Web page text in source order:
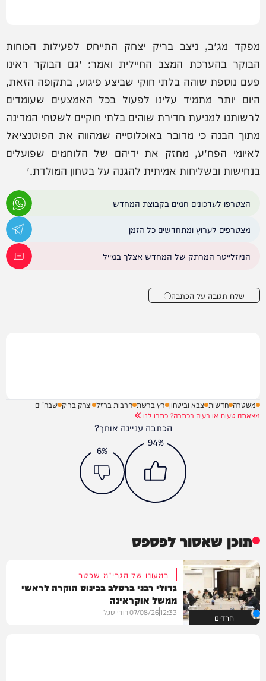
מפקד מג״ב, ניצב בריק יצחק התייחס לפעילות הכוחות
הבוקר בהערכת המצב החיילית ואמר: ״גם הבוקר ראינו
פעם נוספת שוהה בלתי חוקי שביצע פיגוע, בתקופה הזאת,
היום יותר מתמיד עלינו לפעול בכל האמצעים שעומדים
לרשותנו למניעת חדירת שוהים בלתי חוקיים לשטחי המדינה
מתוך הבנה כי מדובר באוכלוסייה שמהווה את הפוטנציאל
לאיומי הפח״ע, מחזק את ידיהם של הלוחמים שפועלים
בנחישות ובשליחות אמיתית להגנה על בטחון המולדת.״
הצטרפו לעדכונים חמים בקבוצת המחדש
מצטרפים לערוץ ומתחדשים כל הזמן
הניוזלייטר המרתק של המחדש אצלך במייל
שלח תגובה על הכתבה
משטרה חדשות צבא וביטחון רץ ברשת חרבות ברזל יצחק בריק שבח"ים
מצאתם טעות או בעיה בכתבה? כתבו לנו
הכתבה עניינה אותך?
94%
6%
תוכן שאסור לפספס
חרדים
במעונו של הגרי"מ שכטר
גדולי רבני ברסלב בכינוס הוקרה לראשי
ממשל אוקראינה
12:33
07/08/26דודי סגל